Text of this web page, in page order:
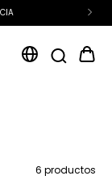
6 productos